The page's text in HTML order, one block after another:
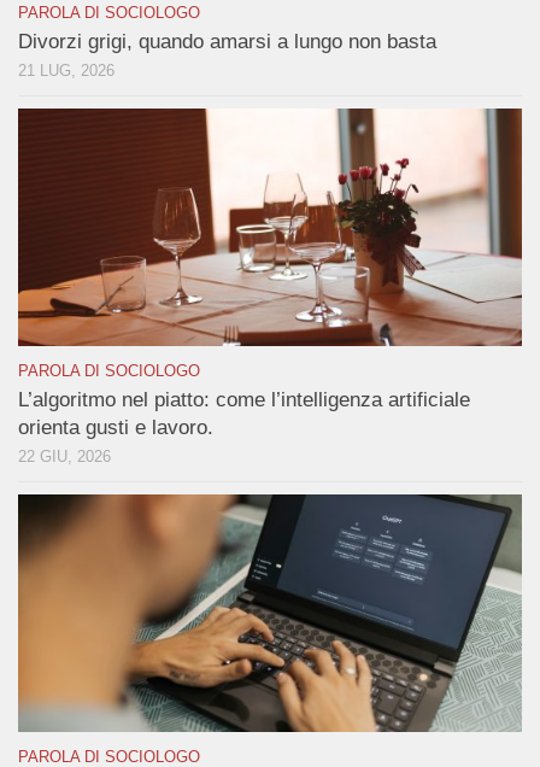
PAROLA DI SOCIOLOGO
Divorzi grigi, quando amarsi a lungo non basta
21 LUG, 2026
PAROLA DI SOCIOLOGO
L’algoritmo nel piatto: come l’intelligenza artificiale
orienta gusti e lavoro.
22 GIU, 2026
PAROLA DI SOCIOLOGO